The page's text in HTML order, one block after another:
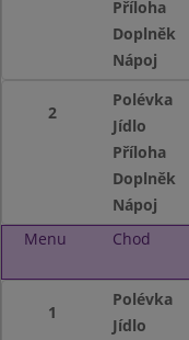
Příloha
Doplněk
Nápoj
2
Polévka
Jídlo
Příloha
Doplněk
Nápoj
Menu
Chod
1
Polévka
Jídlo